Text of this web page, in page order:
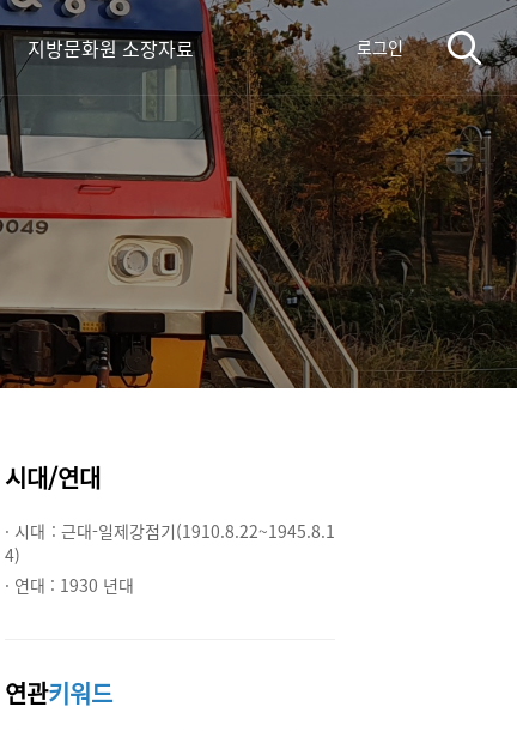
지방문화원 소장자료 로그인
시대/연대
· 시대 : 근대-일제강점기(1910.8.22~1945.8.1
4)
· 연대 : 1930 년대
연관키워드